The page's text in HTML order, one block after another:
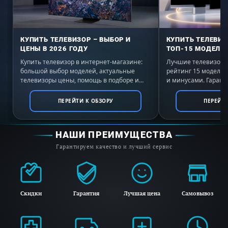
Превосходное разрешение 4K, что бы вы ни
Смотрите великолепные снимки в формате
4K, богатые реальными деталями и
текстурами, исключительно благодаря
нашему процессору 4K HDR X1. Изображения,
снятые в формате 2K и даже HD,
масштабируются 4K X-Reality PRO с
использованием уникальной базы данных 4K.
Яркость, оптимизированная под вашу комнату.
КУПИТЬ ТЕЛЕВИЗОР – ВЫБОР И
ЦЕНЫ В 2026 ГОДУ
Купить телевизор в интернет-магазине:
большой выбор моделей, актуальные
телевизоры цены, помощь в подборе и
выгодные условия покупки с доставкой по
всей России.ПЕРЕЙТИ К ОБЗОРУ
КУПИТЬ
ТОП-15
Лучшие телевизоры
рейтинг 15
и минусами.
России. Выбирайте
НАШИ ПРЕИМУЩЕСТВА
Гарантируем качество и лучший сервис
Скидки Гарантия Лучшая цена Самовывоз